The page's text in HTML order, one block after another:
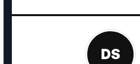
DS